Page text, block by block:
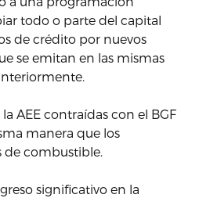
todo o parte del capital
de crédito por nuevos
se emitan en las mismas
AEE contraídas con el BGF
manera que los
de combustible.
significativo en la